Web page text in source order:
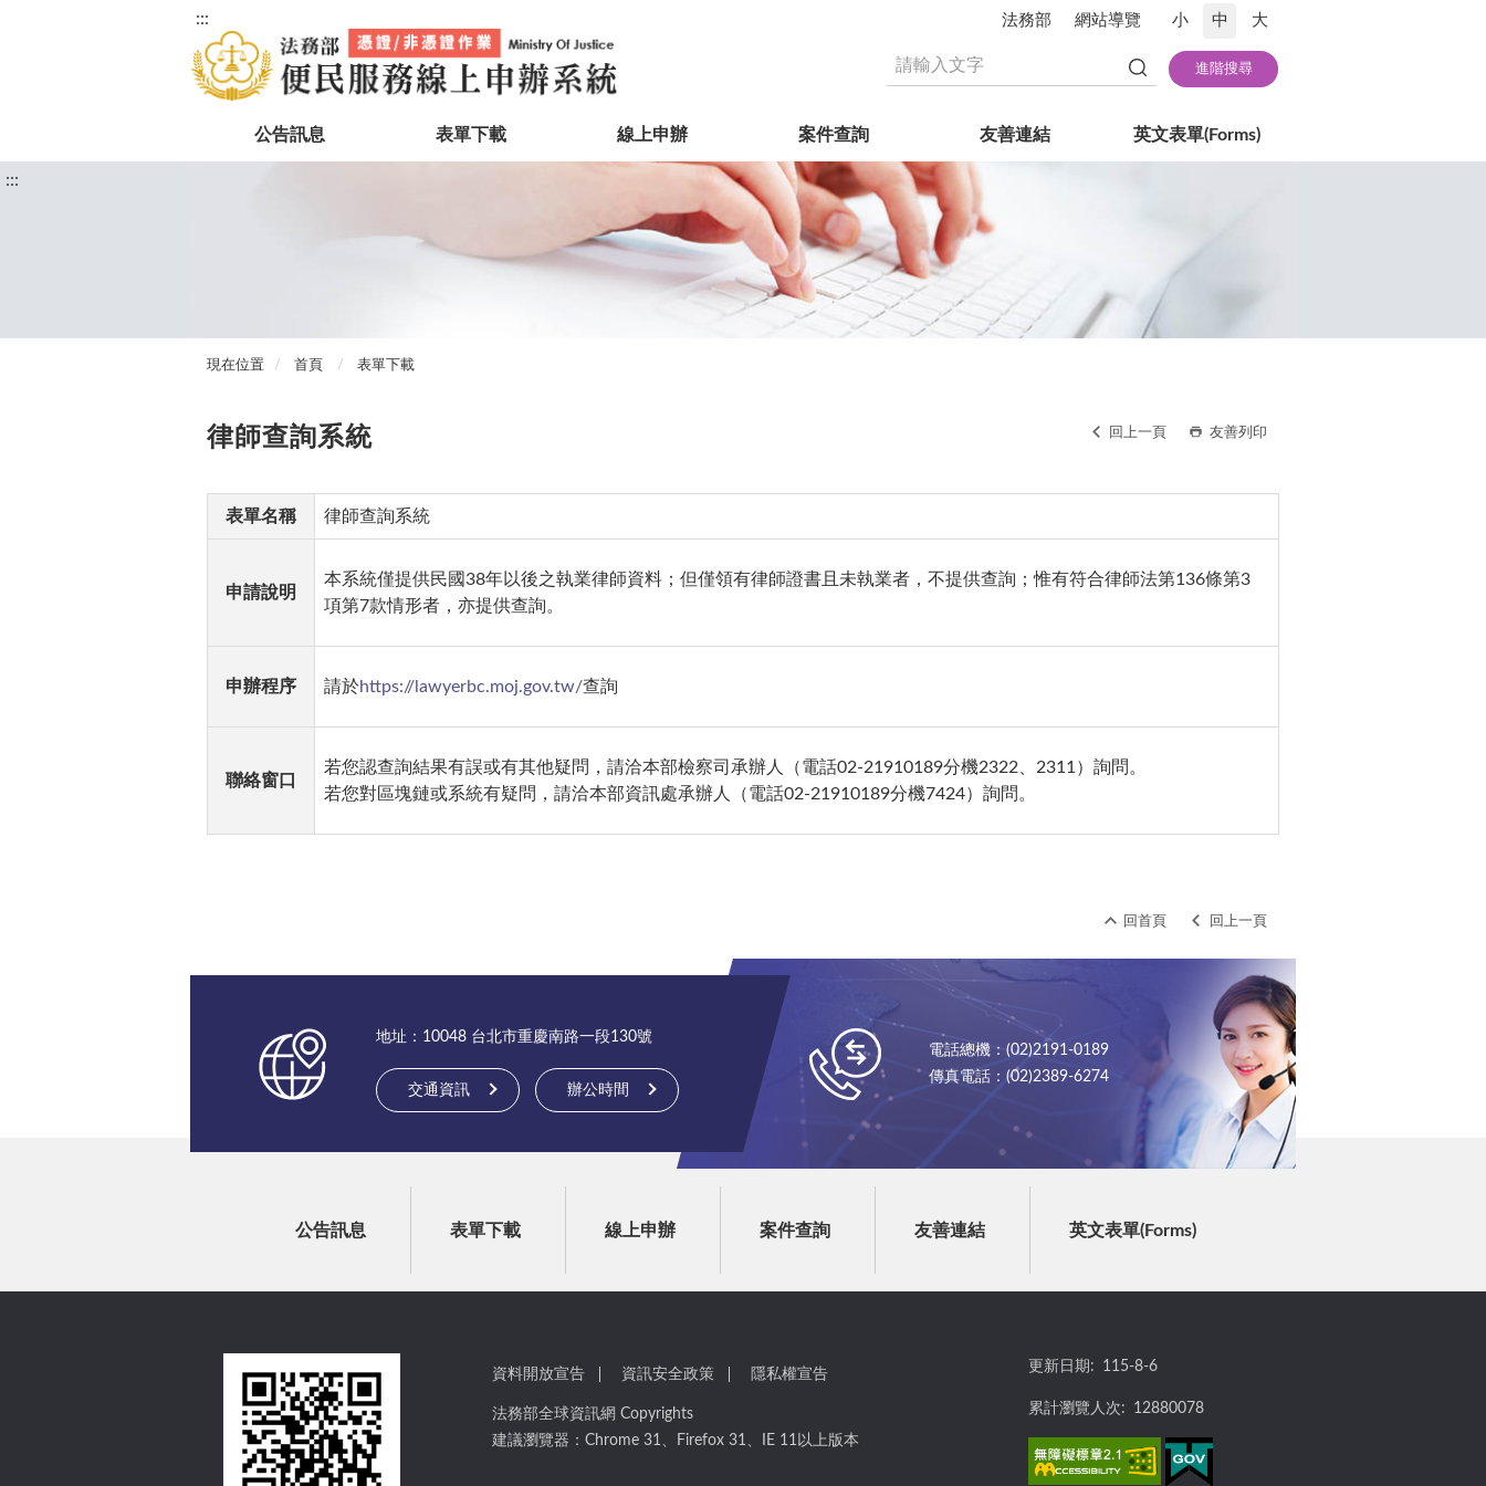
法務部 網站導覽 小 中 大
:::
公告訊息 表單下載 線上申辦 案件查詢 友善連結 英文表單(Forms)
:::
現在位置 首頁 表單下載
律師查詢系統 回上一頁 友善列印
表單名稱 律師查詢系統
申請說明
本系統僅提供民國38年以後之執業律師資料；但僅領有律師證書且未執業者，不提供查詢；惟有符合律師法第136條第3
項第7款情形者，亦提供查詢。
申辦程序 請於https://lawyerbc.moj.gov.tw/查詢
聯絡窗口
若您認查詢結果有誤或有其他疑問，請洽本部檢察司承辦人（電話02-21910189分機2322 2311 ）詢問。
若您對區塊鏈或系統有疑問，請洽本部資訊處承辦人（電話02-21910189分機7424）詢問。
回首頁 回上一頁
地址：10048 台北市重慶南路一段130號
交通資訊 辦公時間
電話總機：(02)2191-0189
傳真電話：(02)2389-6274
公告訊息 表單下載 線上申辦 案件查詢 友善連結 英文表單(Forms)
資料開放宣告 資訊安全政策 隱私權宣告
法務部全球資訊網 Copyrights
建議瀏覽器：Chrome 31、Firefox 31、IE 11以上版本
更新日期: 115-8-6
累計瀏覽人次: 12880078